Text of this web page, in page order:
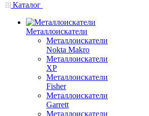
Каталог
Металлоискатели
Металлоискатели
Nokta Makro
Металлоискатели
XP
Металлоискатели
Fisher
Металлоискатели
Garrett
Металлоискатели